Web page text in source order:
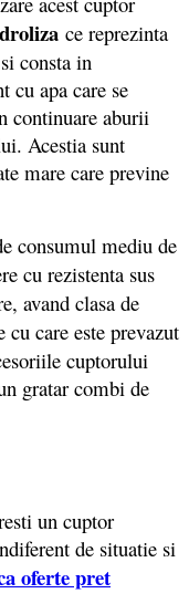
ce reprezinta
consta in
cu apa care se
continuare aburii
Acestia sunt
mare care previne
consumul mediu de
cu rezistenta sus
avand clasa de
care este prevazut
cuptorului
gratar combi de
un cuptor
de situatie si
oferte pret